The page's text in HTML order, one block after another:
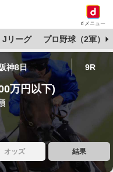
dメニュー
Jリーグ プロ野球（2軍）
神8日 9R
万円以下)
オッズ 結果